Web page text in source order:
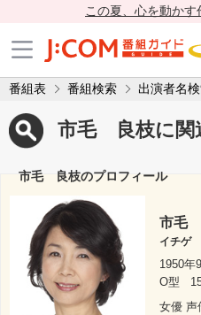
この夏、心を動かす
番組表 番組検索 出演者名
市毛 良枝に関
市毛 良枝のプロフィール
市毛
イチゲ
1950年
O型
女優 声